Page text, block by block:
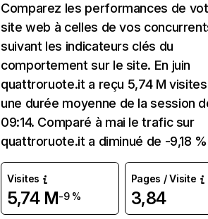
Comparez les performances de
site web à celles de vos
suivant les indicateurs clés du
comportement sur le site. En juin
quattroruote.it a reçu 5,74 M
une durée moyenne de la session
09:14. Comparé à mai le trafic sur
quattroruote.it a diminué de -9,18
Visites
5,74 M-9 %
Pages / Visite
3,84